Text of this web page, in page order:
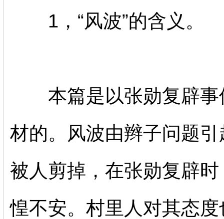
1，“风波”的含义。
本篇是以张勋复辟事
材的。风波由辫子问题
被人剪掉，在张勋复辟
惶不安。村里人对其态